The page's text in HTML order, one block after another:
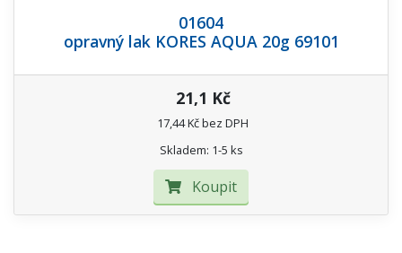
01604
opravný lak KORES AQUA 20g 69101
21,1 Kč
17,44 Kč bez DPH
Skladem: 1-5 ks
Koupit